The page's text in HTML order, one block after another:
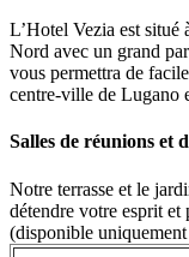
L’Hotel Vezia est
Nord avec un grand
vous permettra de
centre-ville de Lugano
Salles de réunions et
Notre terrasse et le
détendre votre esprit
(disponible